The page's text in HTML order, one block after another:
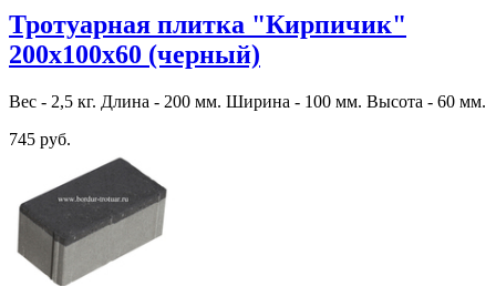
Тротуарная плитка "Кирпичик"
200х100х60 (черный)
Вес - 2,5 кг. Длина - 200 мм. Ширина - 100 мм. Высота - 60 мм.
745 руб.